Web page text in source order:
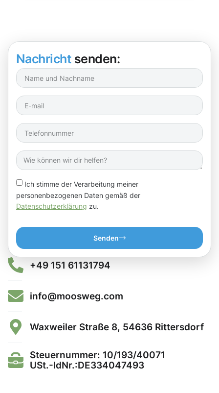
Nachricht senden:
Ich stimme der Verarbeitung meiner
personenbezogenen Daten gemäß der
Datenschutzerklärung zu.
Senden
+49 151 61131794
info@moosweg.com
Waxweiler Straße 8, 54636 Rittersdorf
Steuernummer: 10/193/40071
USt.-IdNr.:DE334047493